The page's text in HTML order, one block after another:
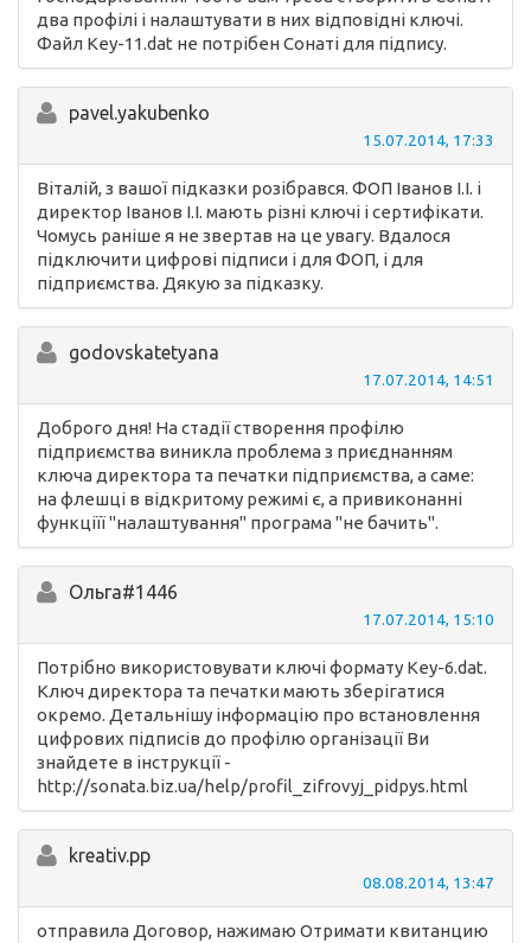
два профілі і налаштувати в них відповідні ключі.
Файл Key-11.dat не потрібен Сонаті для підпису.
pavel.yakubenko
15.07.2014, 17:33
Віталій, з вашої підказки розібрався. ФОП Іванов І.І. і
директор Іванов І.І. мають різні ключі і сертифікати.
Чомусь раніше я не звертав на це увагу. Вдалося
підключити цифрові підписи і для ФОП, і для
підприємства. Дякую за підказку.
godovskatetyana
17.07.2014, 14:51
Доброго дня! На стадії створення профілю
підприємства виникла проблема з приєднанням
ключа директора та печатки підприємства, а саме:
на флешці в відкритому режимі є, а привиконанні
функціїї "налаштування" програма "не бачить".
Ольга#1446
17.07.2014, 15:10
Потрібно використовувати ключі формату Key-6.dat.
Ключ директора та печатки мають зберігатися
окремо. Детальнішу інформацію про встановлення
цифрових підписів до профілю організації Ви
знайдете в інструкції -
http://sonata.biz.ua/help/profil_zifrovyj_pidpys.html
kreativ.pp
08.08.2014, 13:47
отправила Договор, нажимаю Отримати квитанцию